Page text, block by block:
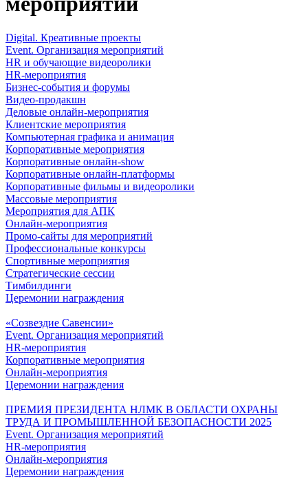
Digital. Креативные проекты
Event. Организация мероприятий
HR и обучающие видеоролики
HR-мероприятия
Бизнес-события и форумы
Видео-продакшн
Деловые онлайн-мероприятия
Клиентские мероприятия
Компьютерная графика и анимация
Корпоративные мероприятия
Корпоративные онлайн-show
Корпоративные онлайн-платформы
Корпоративные фильмы и видеоролики
Массовые мероприятия
Мероприятия для АПК
Онлайн-мероприятия
Промо-сайты для мероприятий
Профессиональные конкурсы
Спортивные мероприятия
Стратегические сессии
Тимбилдинги
Церемонии награждения
«Созвездие Савенсии»
Event. Организация мероприятий
HR-мероприятия
Корпоративные мероприятия
Онлайн-мероприятия
Церемонии награждения
ПРЕМИЯ ПРЕЗИДЕНТА НЛМК В ОБЛАСТИ ОХРАНЫ
ТРУДА И ПРОМЫШЛЕННОЙ БЕЗОПАСНОСТИ 2025
Event. Организация мероприятий
HR-мероприятия
Онлайн-мероприятия
Церемонии награждения